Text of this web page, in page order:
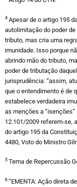
4Apesar de o artigo 195
autolimitação do poder
tributo, mas cria uma
imunidade. Isso porque
abrindo mão do tributo,
poder de tributação
jurisprudência: “assim,
que o entendimento é de
estabelece verdadeira
as menções a “isenções”
12.101/2009 referem-se,
do artigo 195 da
4480, Voto do Ministro
5Tema de Repercussão
6“EMENTA: Ação direta